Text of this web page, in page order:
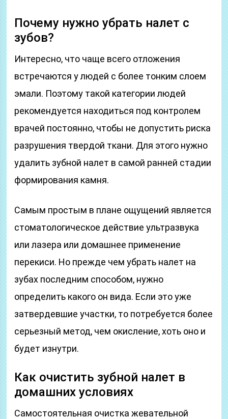
Почему нужно убрать налет с
зубов?
Интересно, что чаще всего отложения
встречаются у людей с более тонким слоем
эмали. Поэтому такой категории людей
рекомендуется находиться под контролем
врачей постоянно, чтобы не допустить риска
разрушения твердой ткани. Для этого нужно
удалить зубной налет в самой ранней стадии
формирования камня.
Самым простым в плане ощущений является
стоматологическое действие ультразвука
или лазера или домашнее применение
перекиси. Но прежде чем убрать налет на
зубах последним способом, нужно
определить какого он вида. Если это уже
затвердевшие участки, то потребуется более
серьезный метод, чем окисление, хоть оно и
будет изнутри.
Как очистить зубной налет в
домашних условиях
Самостоятельная очистка жевательной